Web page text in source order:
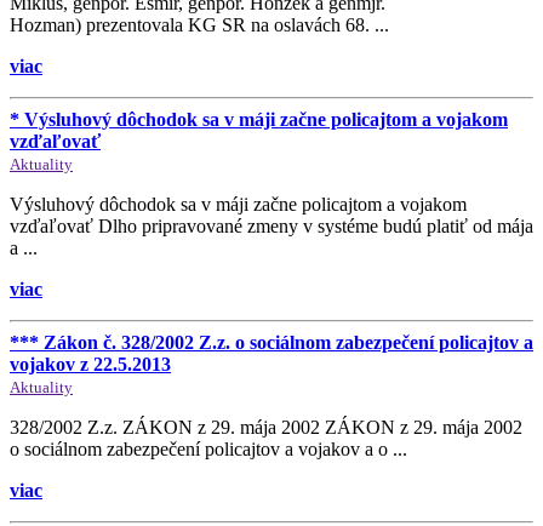
Hozman) prezentovala KG SR na oslavách 68. ...
viac
* Výsluhový dôchodok sa v máji začne policajtom a vojakom
vzďaľovať
Aktuality
Výsluhový dôchodok sa v máji začne policajtom a vojakom
vzďaľovať Dlho pripravované zmeny v systéme budú platiť od mája
a ...
viac
*** Zákon č. 328/2002 Z.z. o sociálnom zabezpečení policajtov a
vojakov z 22.5.2013
Aktuality
328/2002 Z.z. ZÁKON z 29. mája 2002 ZÁKON z 29. mája 2002
o sociálnom zabezpečení policajtov a vojakov a o ...
viac